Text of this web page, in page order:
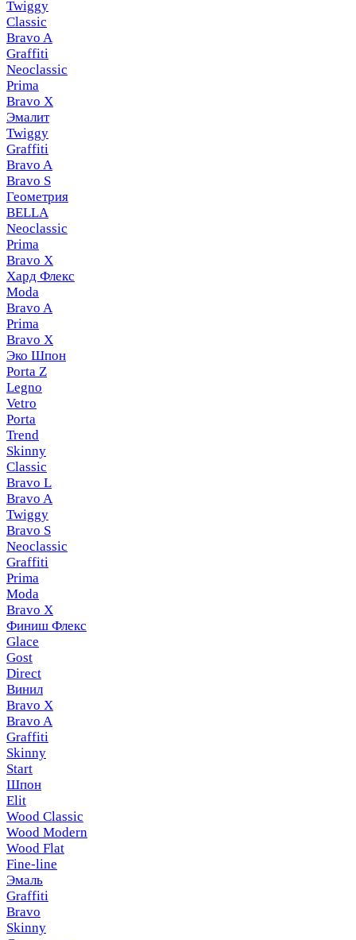
Twiggy
Classic
Bravo A
Graffiti
Neoclassic
Prima
Bravo X
Эмалит
Twiggy
Graffiti
Bravo A
Bravo S
Геометрия
BELLA
Neoclassic
Prima
Bravo X
Хард Флекс
Moda
Bravo A
Prima
Bravo X
Эко Шпон
Porta Z
Legno
Vetro
Porta
Trend
Skinny
Classic
Bravo L
Bravo A
Twiggy
Bravo S
Neoclassic
Graffiti
Prima
Moda
Bravo X
Финиш Флекс
Glace
Gost
Direct
Винил
Bravo X
Bravo A
Graffiti
Skinny
Start
Шпон
Elit
Wood Classic
Wood Modern
Wood Flat
Fine-line
Эмаль
Graffiti
Bravo
Skinny